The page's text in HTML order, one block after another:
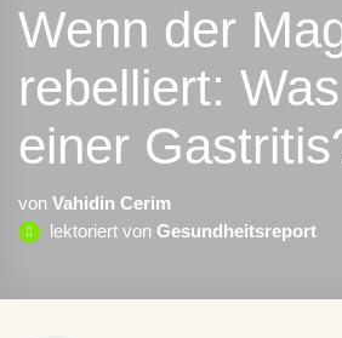
Wenn der
rebelliert:
einer
von Vahidin Cerim
lektoriert von Gesundheitsreport